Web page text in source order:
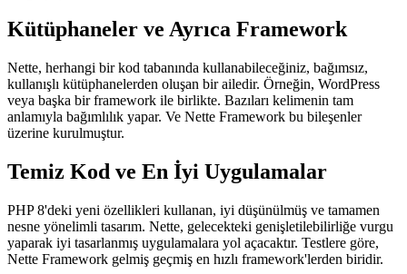
Kütüphaneler ve Ayrıca Framework
Nette, herhangi bir kod tabanında kullanabileceğiniz, bağımsız,
kullanışlı kütüphanelerden oluşan bir ailedir. Örneğin, WordPress
veya başka bir framework ile birlikte. Bazıları kelimenin tam
anlamıyla bağımlılık yapar. Ve Nette Framework bu bileşenler
üzerine kurulmuştur.
Temiz Kod ve En İyi Uygulamalar
PHP 8'deki yeni özellikleri kullanan, iyi düşünülmüş ve tamamen
nesne yönelimli tasarım. Nette, gelecekteki genişletilebilirliğe vurgu
yaparak iyi tasarlanmış uygulamalara yol açacaktır. Testlere göre,
Nette Framework gelmiş geçmiş en hızlı framework'lerden biridir.